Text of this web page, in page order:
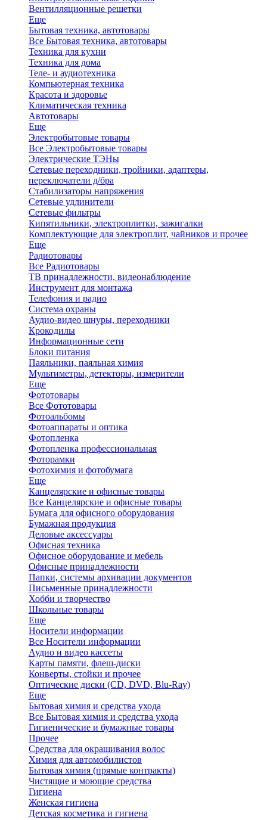
Вентилляционные решетки
Еще
Бытовая техника, автотовары
Все Бытовая техника, автотовары
Техника для кухни
Техника для дома
Теле- и аудиотехника
Компьютерная техника
Красота и здоровье
Климатическая техника
Автотовары
Еще
Электробытовые товары
Все Электробытовые товары
Электрические ТЭНы
Сетевые переходники, тройники, адаптеры,
переключатели д/бра
Стабилизаторы напряжения
Сетевые удлинители
Сетевые фильтры
Кипятильники, электроплитки, зажигалки
Комплектующие для электроплит, чайников и прочее
Еще
Радиотовары
Все Радиотовары
ТВ принадлежности, видеонаблюдение
Инструмент для монтажа
Телефония и радио
Система охраны
Аудио-видео шнуры, переходники
Крокодилы
Информационные сети
Блоки питания
Паяльники, паяльная химия
Мультиметры, детекторы, измерители
Еще
Фототовары
Все Фототовары
Фотоальбомы
Фотоаппараты и оптика
Фотопленка
Фотопленка профессиональная
Фоторамки
Фотохимия и фотобумага
Еще
Канцелярские и офисные товары
Все Канцелярские и офисные товары
Бумага для офисного оборудования
Бумажная продукция
Деловые аксессуары
Офисная техника
Офисное оборудование и мебель
Офисные принадлежности
Папки, системы архивации документов
Письменные принадлежности
Хобби и творчество
Школьные товары
Еще
Носители информации
Все Носители информации
Аудио и видео кассеты
Карты памяти, флеш-диски
Конверты, стойки и прочее
Оптические диски (CD, DVD, Blu-Ray)
Еще
Бытовая химия и средства ухода
Все Бытовая химия и средства ухода
Гигиенические и бумажные товары
Прочее
Средства для окрашивания волос
Химия для автомобилистов
Бытовая химия (прямые контракты)
Чистящие и моющие средства
Гигиена
Женская гигиена
Детская косметика и гигиена